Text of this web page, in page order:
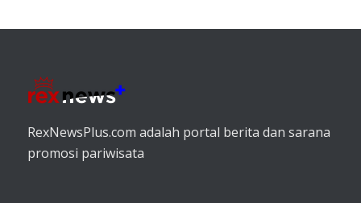
RexNewsPlus.com adalah portal berita dan sarana
promosi pariwisata